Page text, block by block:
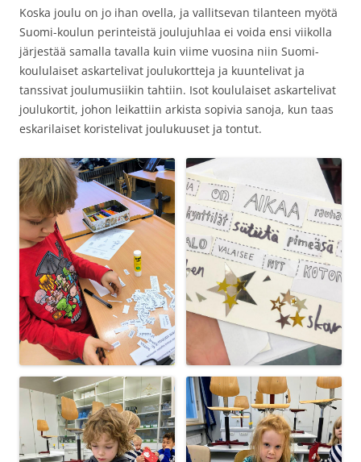
Koska joulu on jo ihan ovella, ja vallitsevan tilanteen myötä
Suomi-koulun perinteistä joulujuhlaa ei voida ensi viikolla
järjestää samalla tavalla kuin viime vuosina niin Suomi-
koululaiset askartelivat joulukortteja ja kuuntelivat ja
tanssivat joulumusiikin tahtiin. Isot koululaiset askartelivat
joulukortit, johon leikattiin arkista sopivia sanoja, kun taas
eskarilaiset koristelivat joulukuuset ja tontut.